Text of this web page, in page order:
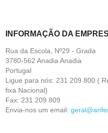
INFORMAÇÃO DA
Rua da Escola, Nº29 - Grada
3780-562 Anadia Anadia
Portugal
Ligue para nós: 231 209 800 (
fixa Nacional)
Fax: 231 209 809
Envia-nos um email: